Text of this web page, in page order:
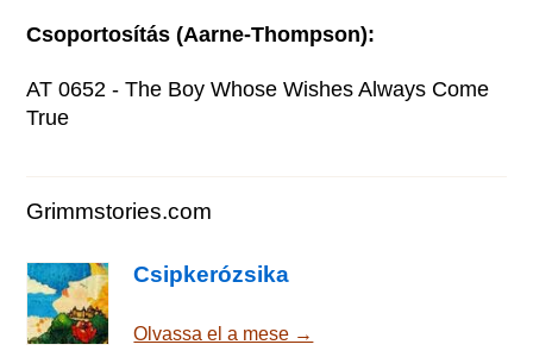
Csoportosítás (Aarne-Thompson):
AT 0652 - The Boy Whose Wishes Always Come
True
Grimmstories.com
Csipkerózsika
Olvassa el a mese →